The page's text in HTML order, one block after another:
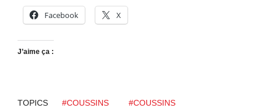
Facebook X
J’aime ça :
TOPICS #COUSSINS
#COUSSINS